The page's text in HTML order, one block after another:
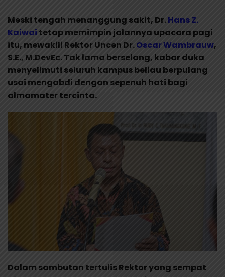
Meski tengah menanggung sakit, Dr.Hans Z.
Kaiwai tetap memimpin jalannya upacara pagi
itu, mewakili Rektor Uncen Dr.Oscar Wambrauw,
S.E., M.DevEc. Tak lama berselang, kabar duka
menyelimuti seluruh kampus beliau berpulang
usai mengabdi dengan sepenuh hati bagi
almamater tercinta.
Dalam sambutan tertulis Rektor yang sempat